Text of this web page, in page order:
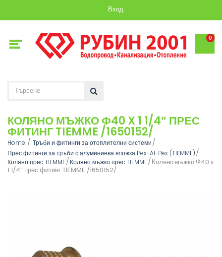
Вход
0
КОЛЯНО МЪЖКО Ф40 X 1 1/4“ ПРЕС
ФИТИНГ TIEMME /1650152/
Home
Тръби и фитинги за отоплителни системи
Прес фитинги за тръби с алуминиева вложка Pex-Al-Pex (TIEMME)
Коляно прес TIEMME Коляно мъжко прес TIEMME Коляно мъжко Ф40 x
1 1/4“ прес фитинг TIEMME /1650152/